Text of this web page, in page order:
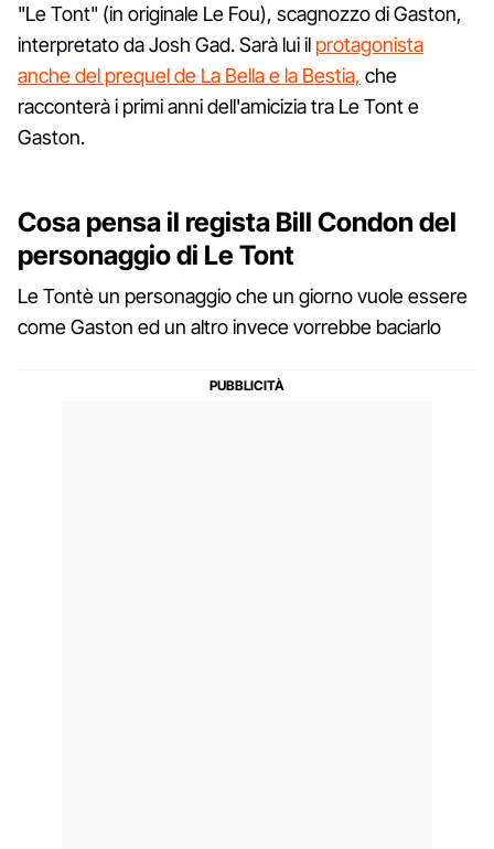
"Le Tont" (in originale Le Fou), scagnozzo di Gaston,
interpretato da Josh Gad. Sarà lui il protagonista
anche del prequel de La Bella e la Bestia, che
racconterà i primi anni dell'amicizia tra Le Tont e
Gaston.
Cosa pensa il regista Bill Condon del
personaggio di Le Tont
Le Tontè un personaggio che un giorno vuole essere
come Gaston ed un altro invece vorrebbe baciarlo